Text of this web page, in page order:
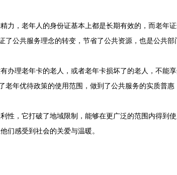
，老年人的身份证基本上都是长期有效的，而老年
公共服务理念的转变，节省了公共资源，也是公共部
理老年卡的老人，或者老年卡损坏了的老人，不能
年优待政策的使用范围，做到了公共服务的实质普惠
，它打破了地域限制，能够在更广泛的范围内得到使
们感受到社会的关爱与温暖。